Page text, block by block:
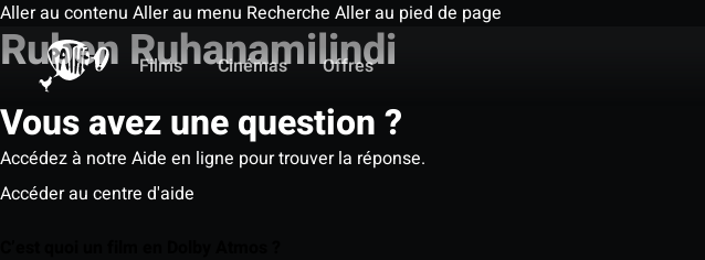
Aller au contenu Aller au menu Recherche Aller au pied de page
Films
Cinémas Offres
Ruben Ruhanamilindi
Vous avez une question ?
Accédez à notre Aide en ligne pour trouver la réponse.
Accéder au centre d'aide